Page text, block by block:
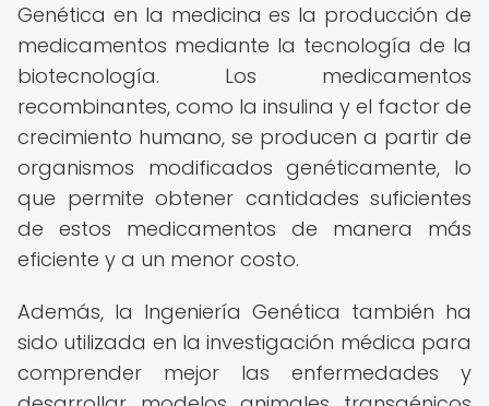
Genética en la medicina es la producción de
medicamentos mediante la tecnología de la
biotecnología. Los medicamentos
recombinantes, como la insulina y el factor de
crecimiento humano, se producen a partir de
organismos modificados genéticamente, lo
que permite obtener cantidades suficientes
de estos medicamentos de manera más
eficiente y a un menor costo.
Además, la Ingeniería Genética también ha
sido utilizada en la investigación médica para
comprender mejor las enfermedades y